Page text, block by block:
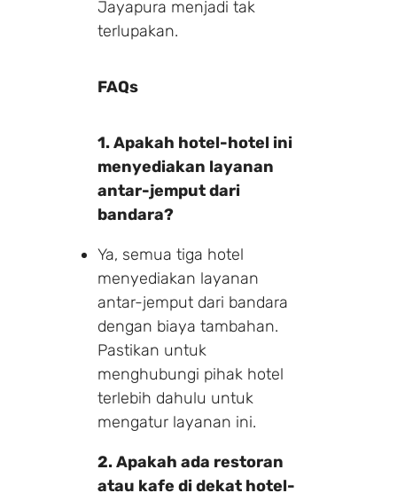
Jayapura menjadi tak
terlupakan.
FAQs
1. Apakah hotel-hotel ini
menyediakan layanan
antar-jemput dari
bandara?
Ya, semua tiga hotel
menyediakan layanan
antar-jemput dari bandara
dengan biaya tambahan.
Pastikan untuk
menghubungi pihak hotel
terlebih dahulu untuk
mengatur layanan ini.
2. Apakah ada restoran
atau kafe di dekat hotel-
Make a Booking
1 Adults 1 Room
Search